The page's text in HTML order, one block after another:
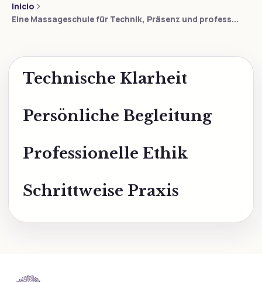
Inicio
Eine Massageschule für Technik, Präsenz und profess...
Technische Klarheit
Persönliche Begleitung
Professionelle Ethik
Schrittweise Praxis